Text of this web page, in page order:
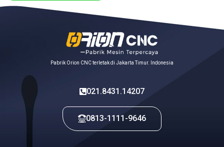
Pabrik Orion CNC terletak di Jakarta Timur. Indonesia
021.8431.14207
0813-1111-9646